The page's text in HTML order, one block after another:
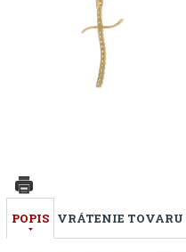
POPIS VRÁTENIE TOVARU